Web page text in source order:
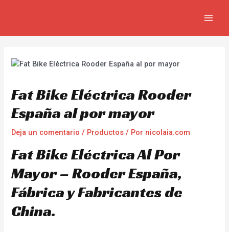
Fat Bike Eléctrica Rooder
España al por mayor
Deja un comentario / Productos / Por nicolaia.com
Fat Bike Eléctrica Al Por
Mayor – Rooder España,
Fábrica y Fabricantes de
China.